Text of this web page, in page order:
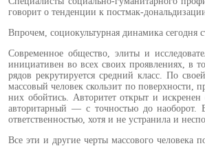
говорит о тенденции к постмак-
Впрочем, социокультурная динами­ка сегодня
Современное общество, элиты и
инициативен во всех своих проявлениях, в
рядов рекрутируется средний класс. По
массовый человек скользит по
них обойтись. Авторитет открыт и
автори­тарный — с точностью до наоборот.
ответственностью, хотя и не устранила и
Все эти и другие черты массово­го человека